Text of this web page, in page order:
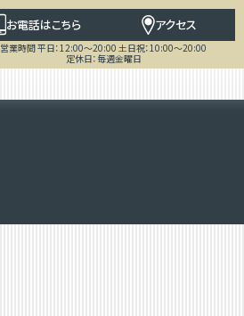
お電話はこちら アクセス
営業時間 平日：12:00～20:00 土日祝：10:00～20:00
定休日：毎週金曜日